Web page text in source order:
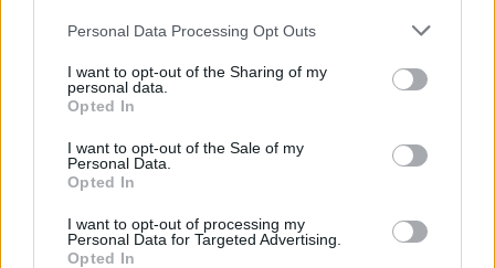
Please note that this website/app uses one or more Google
not limited to your visit or usage behaviour. You may click to
grant or deny consent to Google and its third-party tags to
use your data for below specified purposes in below Google
consent section.
Personal Data Processing Opt Outs
I want to opt-out of the Sharing of my
personal data.
Opted In
I want to opt-out of the Sale of my
Personal Data.
Opted In
I want to opt-out of processing my
Personal Data for Targeted Advertising.
Opted In
έχουν διψήφιο αριθμό πόντων από τα πρώτα 20 λεπτά του
αγώνα, είχαν τον απόλυτο έλεγχο των ριμπάουντ,
μέτρησαν 40% στα τρίποντα (6/15) και έβαλαν την ιταλική
ομάδα στη… γωνία.
Το πρώτο ημίχρονο έκλεισε με
ένα απίθανο τρίποντο του